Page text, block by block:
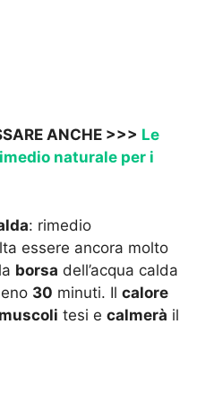
ANCHE >>> Le
naturale per i
: rimedio
essere ancora molto
borsa dell’acqua calda
30 minuti. Il calore
muscoli tesi e calmerà il